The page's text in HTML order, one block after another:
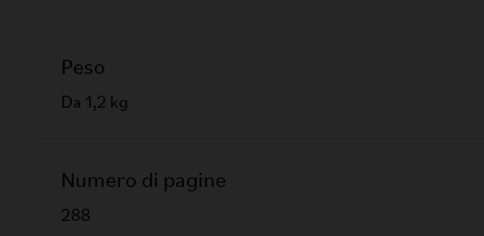
Peso
Da 1,2 kg
Numero di pagine
288